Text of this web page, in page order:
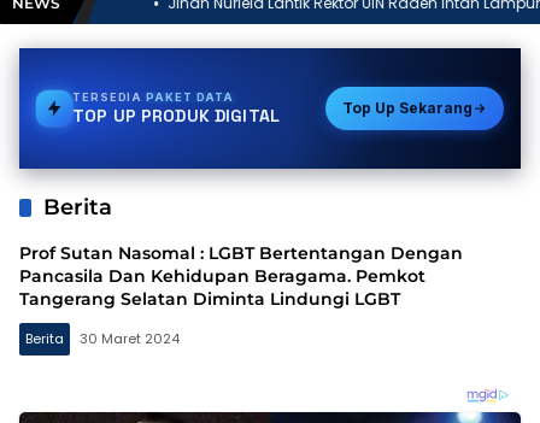
Pramuka
TERSEDIAE-WALLET
TOP UP PRODUK DIGITAL Top Up Sekarang
Berita
Prof Sutan Nasomal : LGBT Bertentangan Dengan
Pancasila Dan Kehidupan Beragama. Pemkot
Tangerang Selatan Diminta Lindungi LGBT
Berita 30 Maret 2024